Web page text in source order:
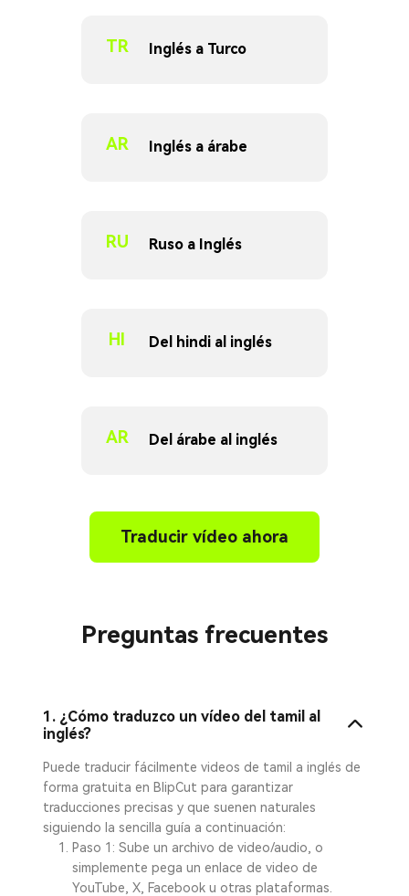
TR Inglés a Turco
AR Inglés a árabe
RU Ruso a Inglés
HI Del hindi al inglés
AR Del árabe al inglés
Traducir vídeo ahora
Preguntas frecuentes
1. ¿Cómo traduzco un vídeo del tamil al
inglés?
Puede traducir fácilmente videos de tamil a inglés de
forma gratuita en BlipCut para garantizar
traducciones precisas y que suenen naturales
siguiendo la sencilla guía a continuación:
Paso 1: Sube un archivo de video/audio, o
simplemente pega un enlace de video de
YouTube, X, Facebook u otras plataformas.